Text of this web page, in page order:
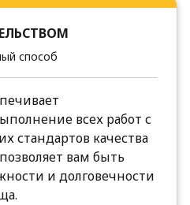
способ
всех работ с
стандартов качества
вам быть
и долговечности